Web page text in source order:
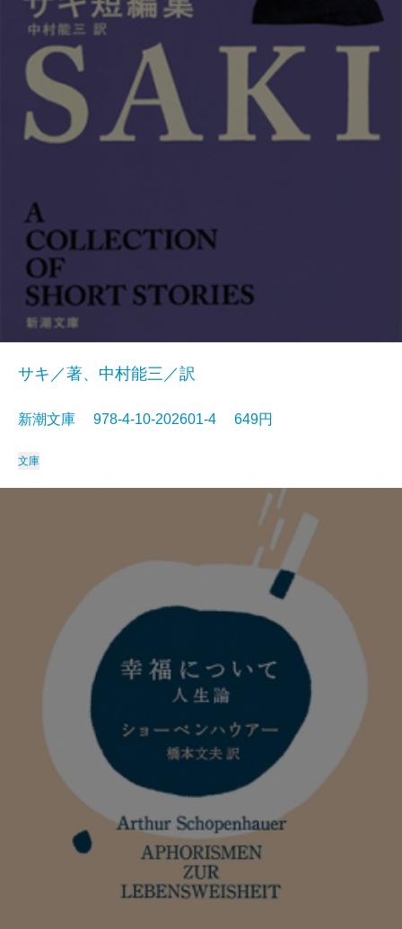
サキ／著、中村能三／訳
新潮文庫 978-4-10-202601-4 649円
文庫